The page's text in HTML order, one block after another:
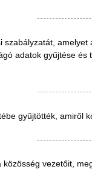
adatok gyűjtése
gyűjtötték,
vezetőit,